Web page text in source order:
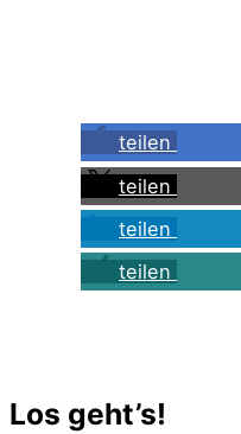
teilen
teilen
teilen
teilen
Los geht’s!